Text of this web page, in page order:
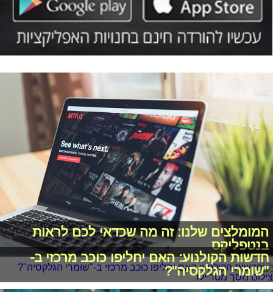
המומלצים שלנו: זה מה שכדאי לכם לראות
בנטפליקס
חדשות הקולנוע: האם יחליפו כוכב מרכזי ב-
"שומרי הגלקסיה"?